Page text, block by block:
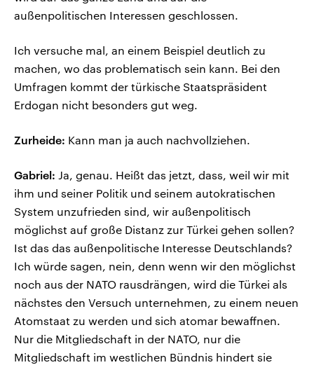
außenpolitischen Interessen geschlossen.
Ich versuche mal, an einem Beispiel deutlich zu
machen, wo das problematisch sein kann. Bei den
Umfragen kommt der türkische Staatspräsident
Erdogan nicht besonders gut weg.
Zurheide: Kann man ja auch nachvollziehen.
Gabriel: Ja, genau. Heißt das jetzt, dass, weil wir mit
ihm und seiner Politik und seinem autokratischen
System unzufrieden sind, wir außenpolitisch
möglichst auf große Distanz zur Türkei gehen sollen?
Ist das das außenpolitische Interesse Deutschlands?
Ich würde sagen, nein, denn wenn wir den möglichst
noch aus der NATO rausdrängen, wird die Türkei als
nächstes den Versuch unternehmen, zu einem neuen
Atomstaat zu werden und sich atomar bewaffnen.
Nur die Mitgliedschaft in der NATO, nur die
Mitgliedschaft im westlichen Bündnis hindert sie